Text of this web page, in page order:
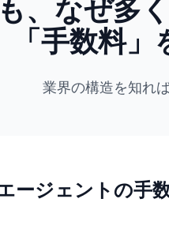
、なぜ多
「手数料
業界の構造を知れ
ージェントの手